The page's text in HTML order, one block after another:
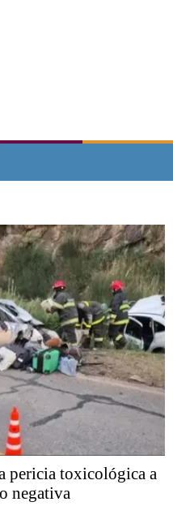
pericia toxicológica a
negativa